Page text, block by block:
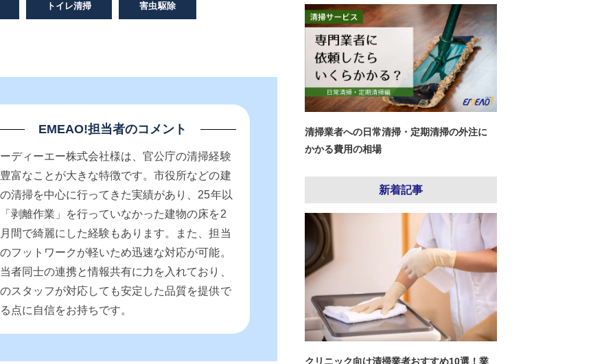
トイレ清掃 害虫駆除
EMEAO!担当者のコメント
ディーエー株式会社様は、官公庁の清掃経験
富なことが大きな特徴です。市役所などの建
清掃を中心に行ってきた実績があり、25年以
剥離作業」を行っていなかった建物の床を2
間で綺麗にした経験もあります。また、担当
フットワークが軽いため迅速な対応が可能。
者同士の連携と情報共有に力を入れており、
スタッフが対応しても安定した品質を提供で
点に自信をお持ちです。
清掃業者への日常清掃・定期清掃の外注に
かかる費用の相場
新着記事
クリニック向け清掃業者おすすめ10選！業